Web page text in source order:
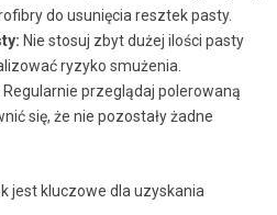
do usunięcia resztek pasty.
Nie stosuj zbyt dużej ilości pasty
ryzyko smużenia.
Regularnie przeglądaj polerowaną
się, że nie pozostały żadne
jest kluczowe dla uzyskania